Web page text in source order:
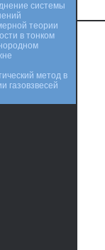
системы
теории
в тонком
метод в
газовзвесей